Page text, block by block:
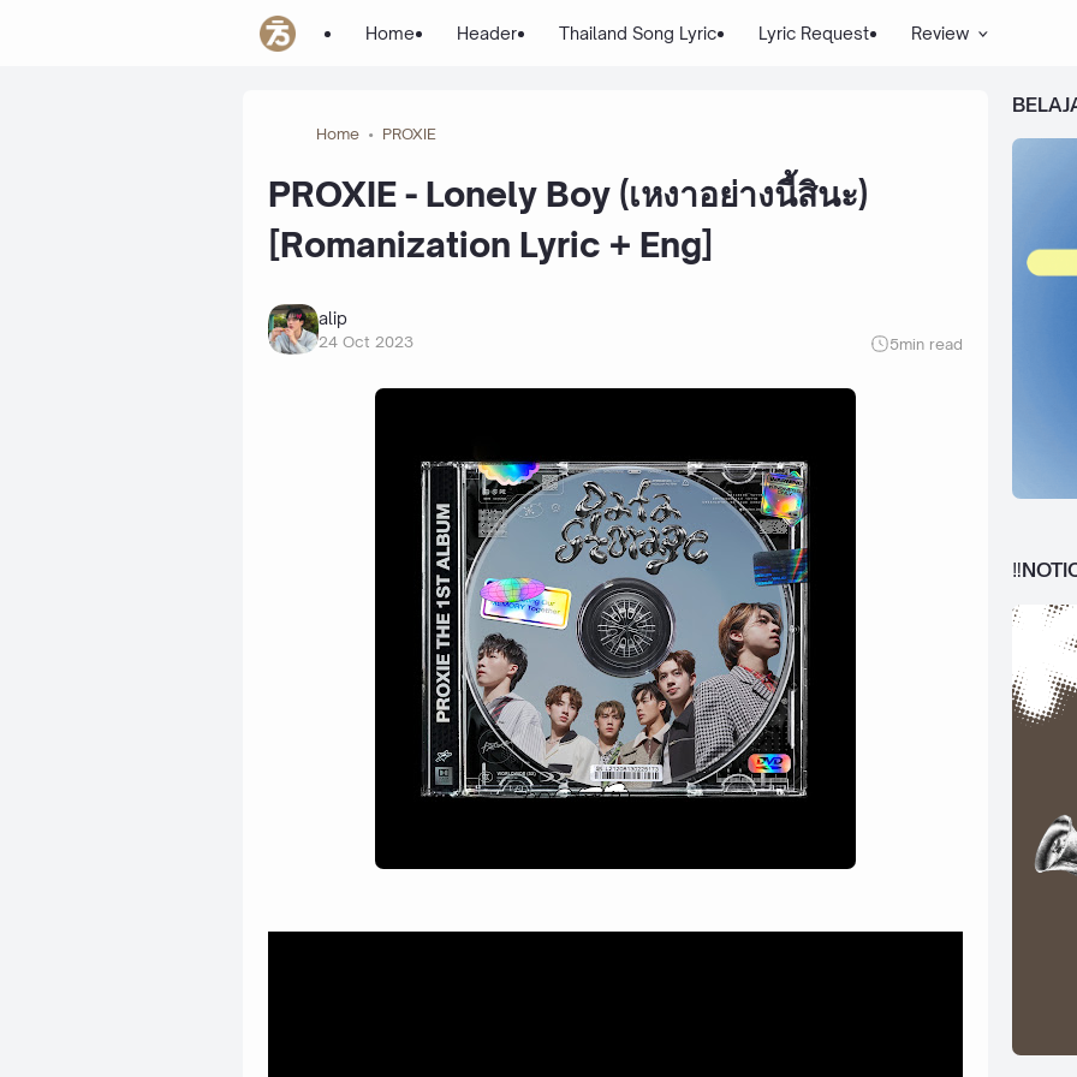
Home Header Thailand Song Lyric Lyric Request Review
Home PROXIE
PROXIE - Lonely Boy (เหงาอย่างนี้สินะ)
[Romanization Lyric + Eng]
alip
24 Oct 2023 5min read